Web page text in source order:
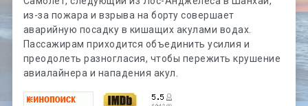
из-за пожара и взрыва на борту совершает
аварийную посадку в кишащих акулами водах.
Пассажирам приходится объединить усилия и
преодолеть разногласия, чтобы пережить крушение
авиалайнера и нападения акул.